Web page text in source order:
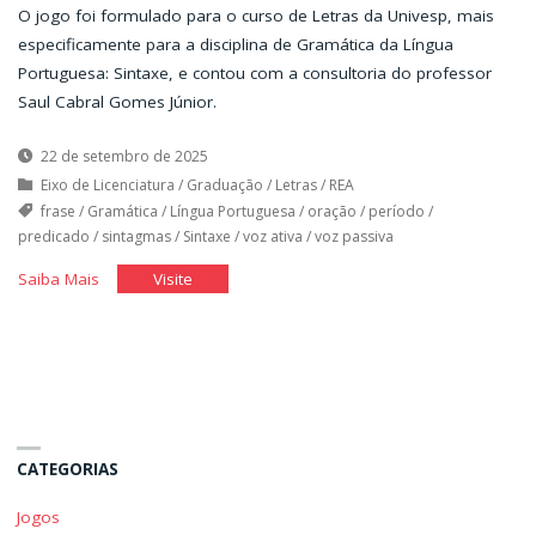
O jogo foi formulado para o curso de Letras da Univesp, mais
especificamente para a disciplina de Gramática da Língua
Portuguesa: Sintaxe, e contou com a consultoria do professor
Saul Cabral Gomes Júnior.
22 de setembro de 2025
Eixo de Licenciatura / Graduação / Letras/ REA
frase / Gramática / Língua Portuguesa / oração / período /
predicado / sintagmas/ Sintaxe /voz ativa /voz passiva
Saiba Mais"Que
Visite"Que
CATEGORIAS
Jogos